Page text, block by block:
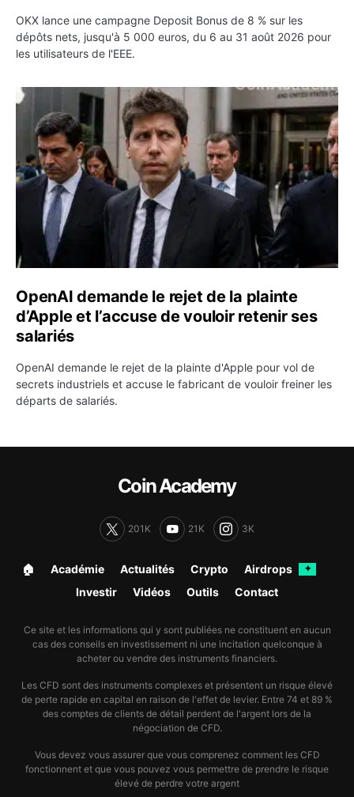
OKX lance une campagne Deposit Bonus de 8 % sur les
dépôts nets, jusqu'à 5 000 euros, du 6 au 31 août 2026 pour
les utilisateurs de l'EEE.
OpenAI demande le rejet de la plainte d’Apple et
OpenAI demande le rejet de la plainte
d’Apple et l’accuse de vouloir retenir ses
salariés
OpenAI demande le rejet de la plainte d'Apple pour vol de
secrets industriels et accuse le fabricant de vouloir freiner les
départs de salariés.
Coin Academy
201K 21K 3K
🏠︎ Académie Actualités Crypto Airdrops ✦
Investir Vidéos Outils Contact
Ce site et les informations qui y sont publiées ne constituent en aucun
cas des conseils en investissement ni une incitation quelconque à
acheter ou vendre des instruments financiers.
Les CFD sont des instruments complexes et présentent un risque élevé
de perte rapide en capital en raison de l'effet de levier. Entre 74 et 89 %
des comptes de clients de détail perdent de l'argent lors de la
négociation de CFD.
Vous devez vous assurer que vous comprenez comment les CFD
fonctionnent et que vous pouvez vous permettre de prendre le risque
élevé de perdre votre argent